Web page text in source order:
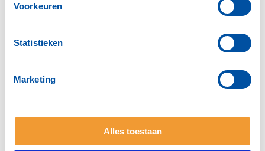
Voorkeuren
Statistieken
Marketing
Alles toestaan
Succesvolle sinterkerstactie Rotary Maassluis en
Rotary Maassluis-Maasland doneert digitale
Gearchiveerde maandoverzichten